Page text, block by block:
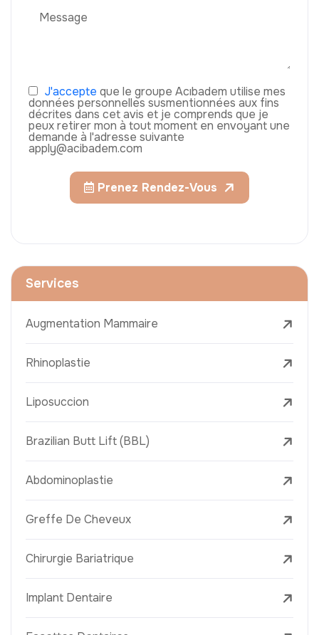
J'accepte que le groupe Acıbadem utilise mes
données personnelles susmentionnées aux fins
décrites dans cet avis et je comprends que je
peux retirer mon à tout moment en envoyant une
demande à l'adresse suivante
apply@acibadem.com
Prenez Rendez-Vous
Services
Augmentation Mammaire
Rhinoplastie
Liposuccion
Brazilian Butt Lift (BBL)
Abdominoplastie
Greffe De Cheveux
Chirurgie Bariatrique
Implant Dentaire